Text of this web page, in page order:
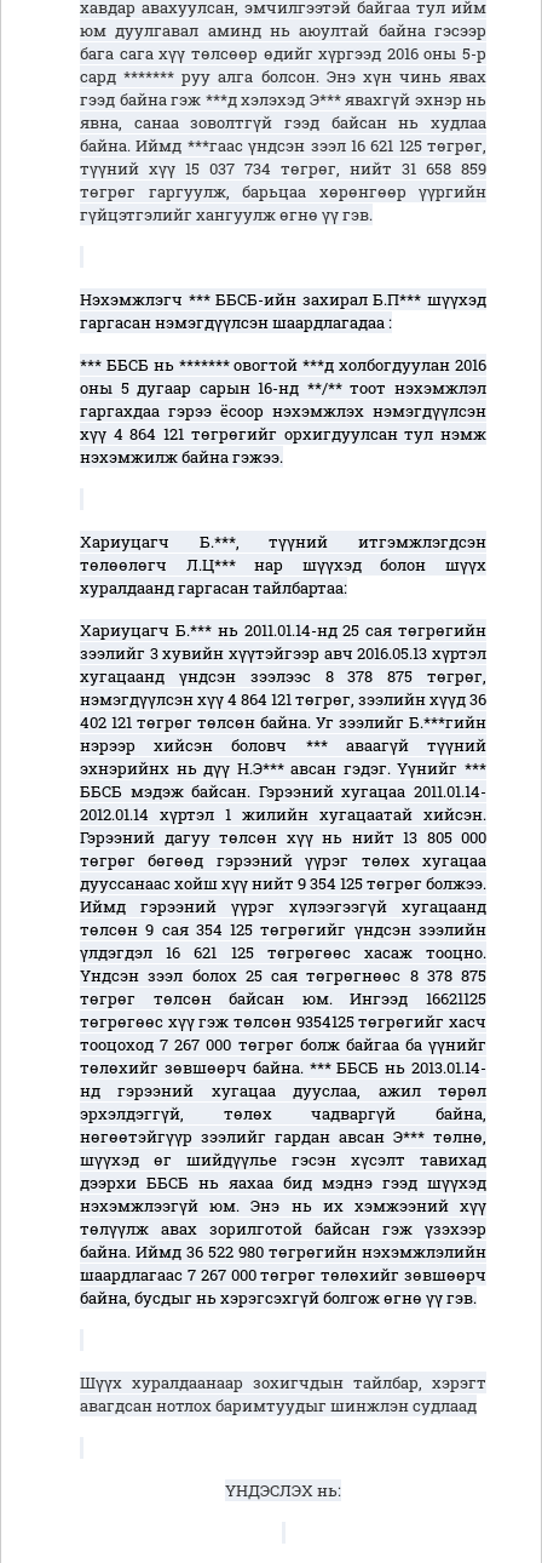
хавдар авахуулсан, эмчилгээтэй байгаа тул ийм
юм дуулгавал аминд нь аюултай байна гэсээр
бага сага хүү төлсөөр өдийг хүргээд 2016 оны 5-р
сард ******* руу алга болсон. Энэ хүн чинь явах
гээд байна гэж ***д хэлэхэд Э*** явахгүй эхнэр нь
явна, санаа зоволтгүй гээд байсан нь худлаа
байна. Иймд ***гаас үндсэн зээл 16 621 125 төгрөг,
түүний хүү 15 037 734 төгрөг, нийт 31 658 859
төгрөг гаргуулж, барьцаа хөрөнгөөр үүргийн
гүйцэтгэлийг хангуулж өгнө үү гэв.
Нэхэмжлэгч *** ББСБ-ийн захирал Б.П*** шүүхэд
гаргасан нэмэгдүүлсэн шаардлагадаа :
*** ББСБ нь ******* овогтой ***д холбогдуулан 2016
оны 5 дугаар сарын 16-нд **/** тоот нэхэмжлэл
гаргахдаа гэрээ ёсоор нэхэмжлэх нэмэгдүүлсэн
хүү 4 864 121 төгрөгийг орхигдуулсан тул нэмж
нэхэмжилж байна гэжээ.
Хариуцагч Б.***, түүний итгэмжлэгдсэн
төлөөлөгч Л.Ц*** нар шүүхэд болон шүүх
хуралдаанд гаргасан тайлбартаа:
Хариуцагч Б.*** нь 2011.01.14-нд 25 сая төгрөгийн
зээлийг 3 хувийн хүүтэйгээр авч 2016.05.13 хүртэл
хугацаанд үндсэн зээлээс 8 378 875 төгрөг,
нэмэгдүүлсэн хүү 4 864 121 төгрөг, зээлийн хүүд 36
402 121 төгрөг төлсөн байна. Уг зээлийг Б.***гийн
нэрээр хийсэн боловч *** аваагүй түүний
эхнэрийнх нь дүү Н.Э*** авсан гэдэг. Үүнийг ***
ББСБ мэдэж байсан. Гэрээний хугацаа 2011.01.14-
2012.01.14 хүртэл 1 жилийн хугацаатай хийсэн.
Гэрээний дагуу төлсөн хүү нь нийт 13 805 000
төгрөг бөгөөд гэрээний үүрэг төлөх хугацаа
дууссанаас хойш хүү нийт 9 354 125 төгрөг болжээ.
Иймд гэрээний үүрэг хүлээгээгүй хугацаанд
төлсөн 9 сая 354 125 төгрөгийг үндсэн зээлийн
үлдэгдэл 16 621 125 төгрөгөөс хасаж тооцно.
Үндсэн зээл болох 25 сая төгрөгнөөс 8 378 875
төгрөг төлсөн байсан юм. Ингээд 16621125
төгрөгөөс хүү гэж төлсөн 9354125 төгрөгийг хасч
тооцоход 7 267 000 төгрөг болж байгаа ба үүнийг
төлөхийг зөвшөөрч байна. *** ББСБ нь 2013.01.14-
нд гэрээний хугацаа дууслаа, ажил төрөл
эрхэлдэггүй, төлөх чадваргүй байна,
нөгөөтэйгүүр зээлийг гардан авсан Э*** төлнө,
шүүхэд өг шийдүүлье гэсэн хүсэлт тавихад
дээрхи ББСБ нь яахаа бид мэднэ гээд шүүхэд
нэхэмжлээгүй юм. Энэ нь их хэмжээний хүү
төлүүлж авах зорилготой байсан гэж үзэхээр
байна. Иймд 36 522 980 төгрөгийн нэхэмжлэлийн
шаардлагаас 7 267 000 төгрөг төлөхийг зөвшөөрч
байна, бусдыг нь хэрэгсэхгүй болгож өгнө үү гэв.
Шүүх хуралдаанаар зохигчдын тайлбар, хэрэгт
авагдсан нотлох баримтуудыг шинжлэн судлаад
ҮНДЭСЛЭХ нь: